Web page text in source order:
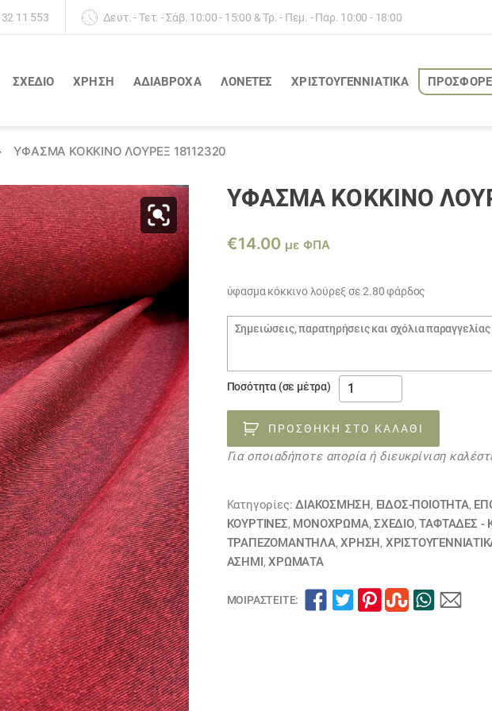
11 553 Δευτ. - Τετ. - Σάβ. 10:00 - 15:00 & Τρ. - Πεμ. - Παρ. 10:00 - 18:00
ΣΧΕΔΙΟ ΧΡΗΣΗ ΑΔΙΆΒΡΟΧΑ ΛΟΝΈΤΕΣ ΧΡΙΣΤΟΥΓΕΝΝΙΑΤΙΚΑ
ΎΦΑΣΜΑ ΚΌΚΚΙΝΟ ΛΟΎΡΕΞ 18112320
ΎΦΑΣΜΑ ΚΌΚΚΙΝΟ
€14.00 με ΦΠΑ
ύφασμα κόκκινο λούρεξ σε 2.80 φάρδος
Σημειώσεις
Ποσότητα (σε μέτρα)
ύφασμα
κόκκινο
λούρεξ
18112320
ποσότητα
ΠΡΟΣΘΉΚΗ ΣΤΟ ΚΑΛΆΘΙ
Για οποιαδήποτε απορία ή διευκρίνιση
Κατηγορίες:ΔΙΑΚΟΣΜΗΣΗ, ΕΙΔΟΣ-ΠΟΙΟΤΗΤΑ,
ΚΟΥΡΤΊΝΕΣ, ΜΟΝΌΧΡΩΜΑ,ΣΧΕΔΙΟ,ΤΑΦΤΆΔΕΣ -
ΤΡΑΠΕΖΟΜΆΝΤΗΛΑ,ΧΡΗΣΗ,
ΑΣΗΜΙ,ΧΡΏΜΑΤΑ
ΜΟΙΡΑΣΤΕΊΤΕ: